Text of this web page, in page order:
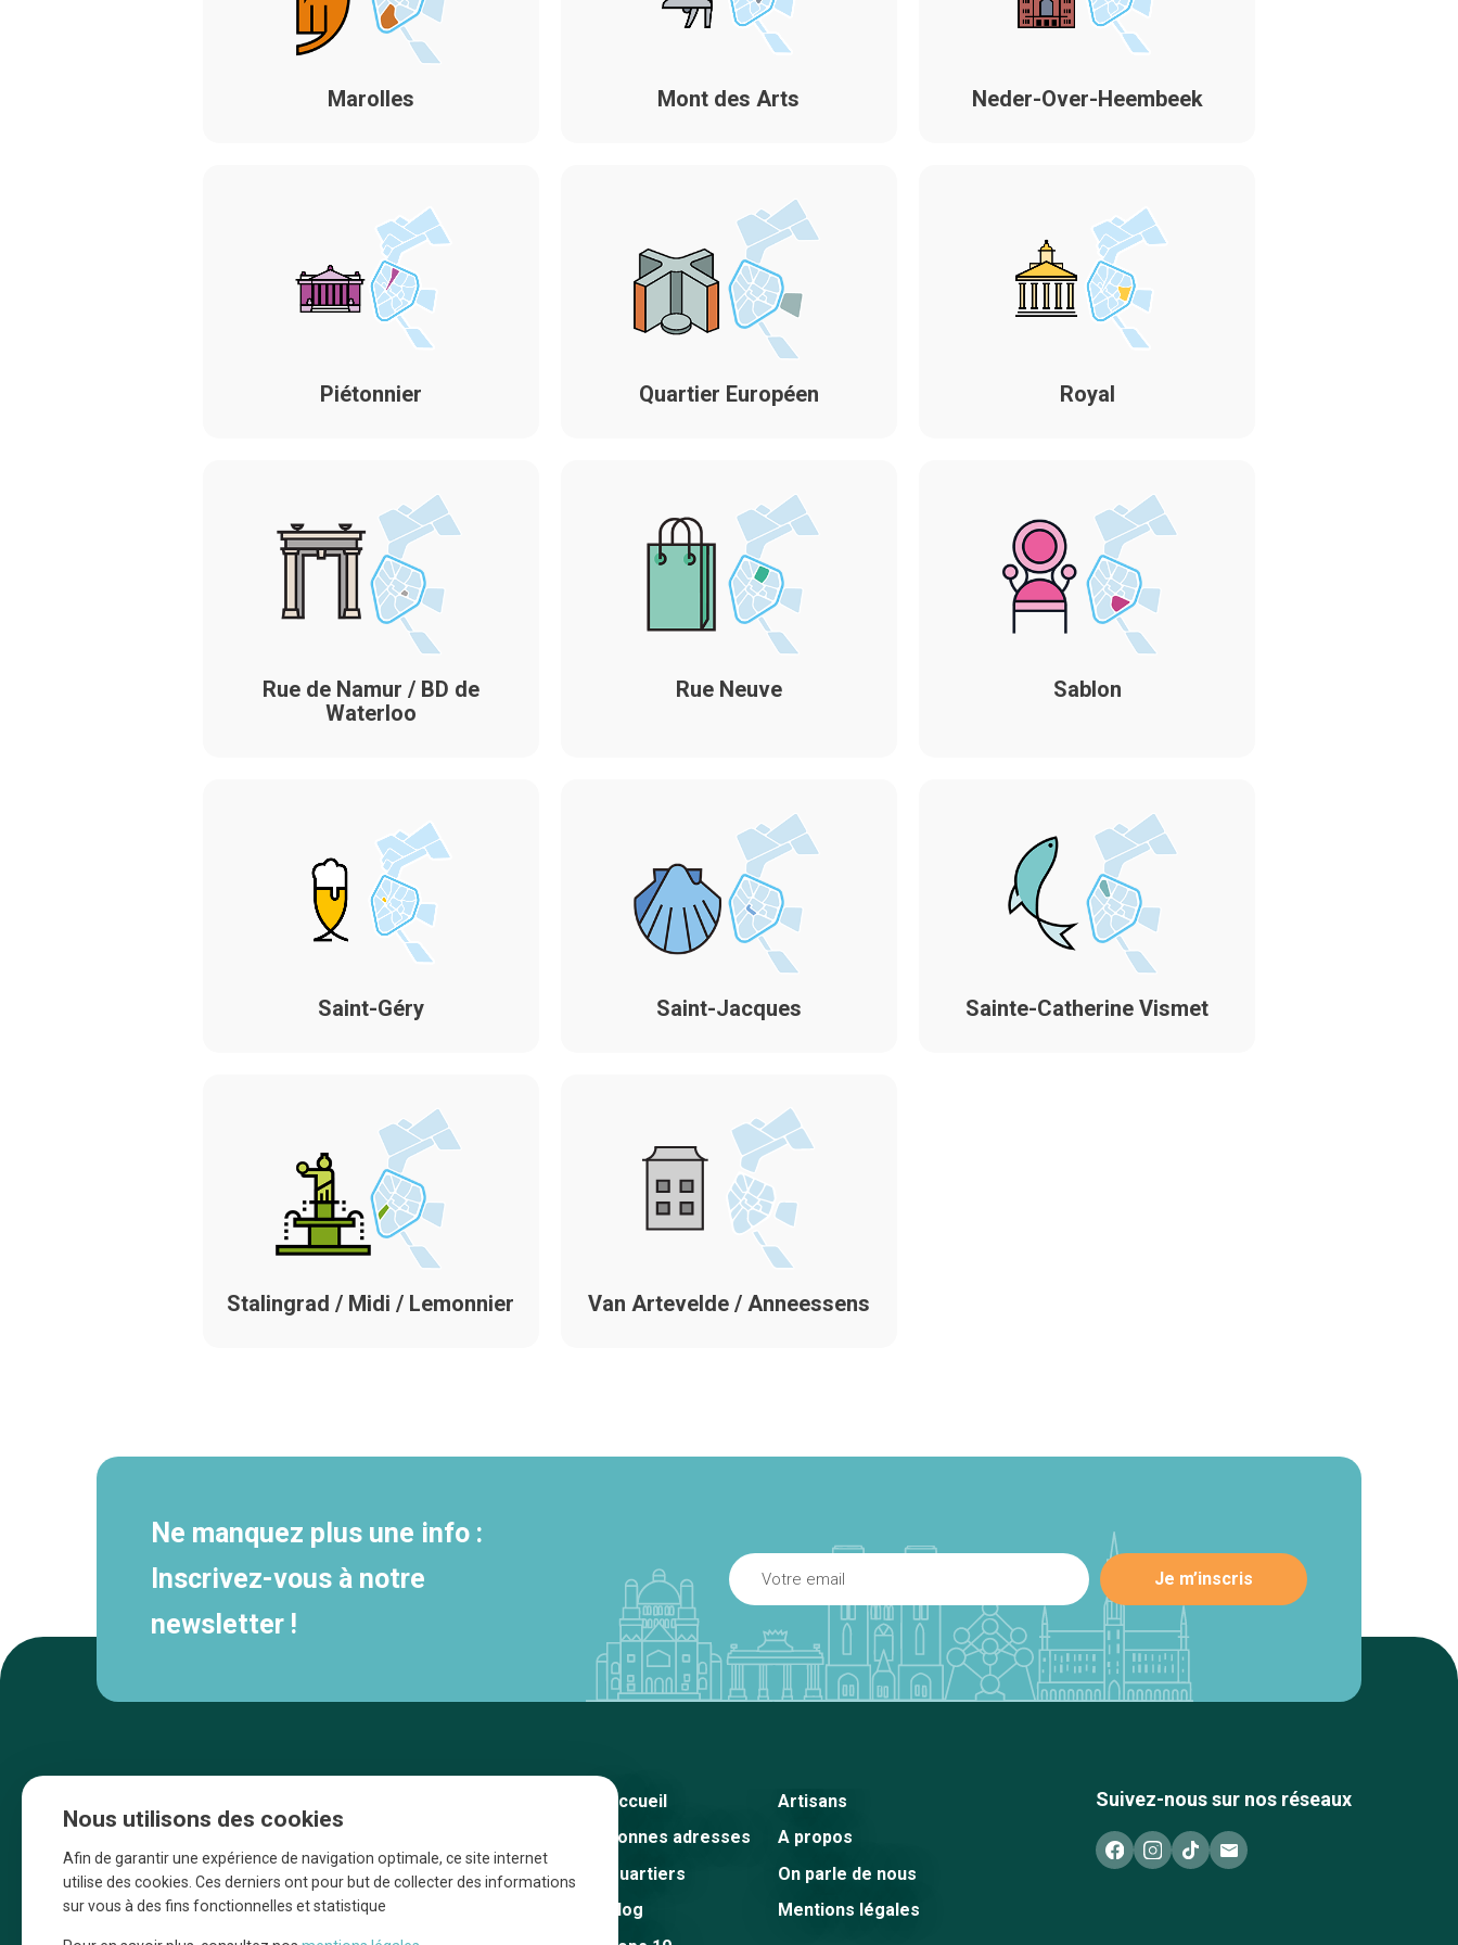
Marolles Mont des Arts Neder-Over-Heembeek
Piétonnier Quartier Européen Royal
Rue de Namur / BD de
Waterloo
Rue Neuve Sablon
Saint-Géry Saint-Jacques Sainte-Catherine Vismet
Stalingrad / Midi / Lemonnier Van Artevelde / Anneessens
Ne manquez plus une info :
Inscrivez-vous à notre
newsletter !
Une initiative d’Entreprendre Bruxelles pour
Accueil
Bonnes adresses
Quartiers
Blog
Artisans
A propos
On parle de nous
Mentions légales
Suivez-nous sur nos réseaux
Nous utilisons des cookies
Afin de garantir une expérience de navigation optimale, ce site internet
utilise des cookies. Ces derniers ont pour but de collecter des informations
sur vous à des fins fonctionnelles et statistique